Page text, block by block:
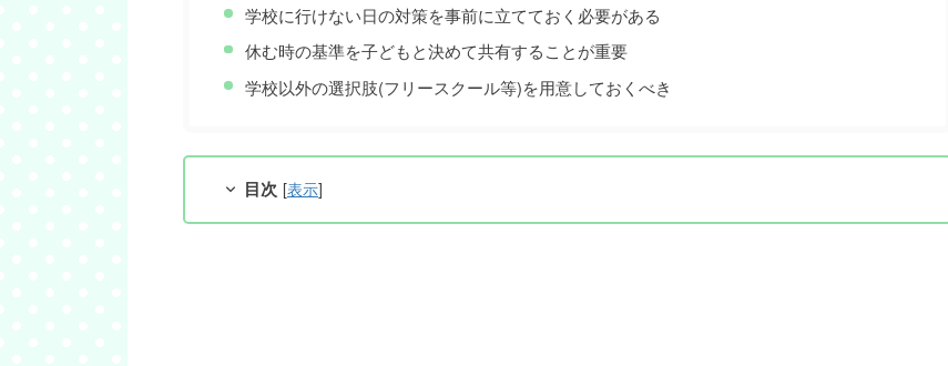
学校に行けない日の対策を事前に立てておく必要がある
休む時の基準を子どもと決めて共有することが重要
学校以外の選択肢(フリースクール等)を用意しておくべき
目次 [表示]